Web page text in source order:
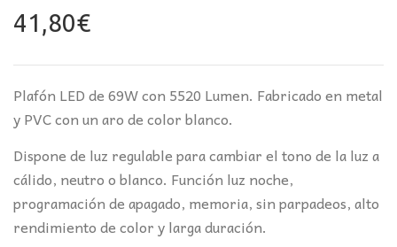
41,80€
Plafón LED de 69W con 5520 Lumen. Fabricado en metal
y PVC con un aro de color blanco.
Dispone de luz regulable para cambiar el tono de la luz a
cálido, neutro o blanco. Función luz noche,
programación de apagado, memoria, sin parpadeos, alto
rendimiento de color y larga duración.